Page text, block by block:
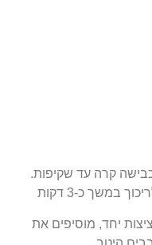
קרה עד שקיפות.
במשך כ-3 דקות
יחד, מוסיפים את